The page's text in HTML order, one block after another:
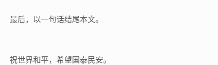
最后，以一句话结尾本文。
祝世界和平，希望国泰民安。